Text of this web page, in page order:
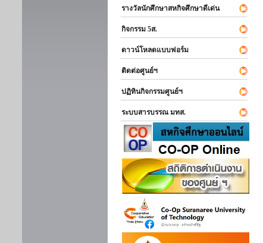
รางวัลนักศึกษาสหกิจศึกษาดีเด่น
กิจกรรม 5ส.
ดาวน์โหลดแบบฟอร์ม
ติดต่อศูนย์ฯ
ปฏิทินกิจกรรมศูนย์ฯ
ระบบสารบรรณ มทส.